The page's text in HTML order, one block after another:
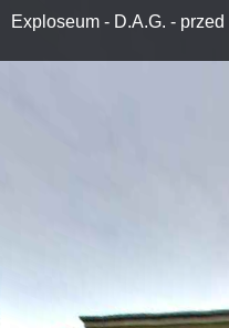
Exploseum - D.A.G. -